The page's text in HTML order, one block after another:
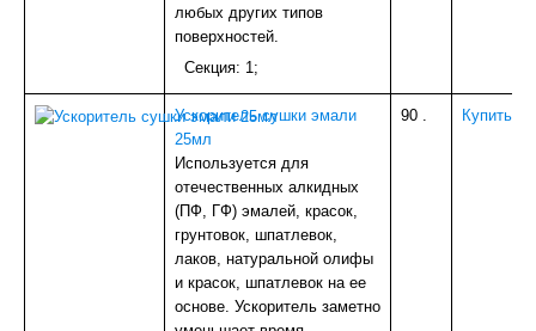
любых других типов
поверхностей.
Секция: 1;
Ускоритель сушки эмали
25мл
Используется для
отечественных алкидных
(ПФ, ГФ) эмалей, красок,
грунтовок, шпатлевок,
лаков, натуральной олифы
и красок, шпатлевок на ее
основе. Ускоритель заметно
90 . Купить